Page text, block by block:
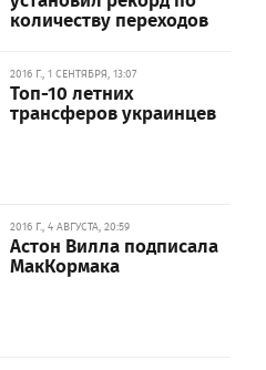
количеству переходов
2016 Г., 1 СЕНТЯБРЯ, 13:07
Топ-10 летних
трансферов украинцев
2016 Г., 4 АВГУСТА, 20:59
Астон Вилла подписала
МакКормака